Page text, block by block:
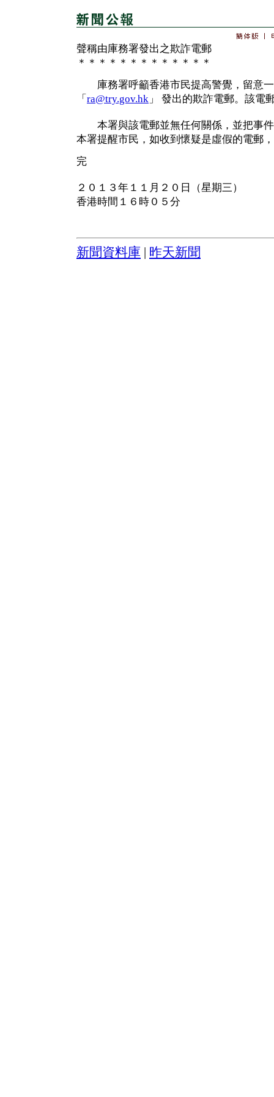
聲稱由庫務署發出之欺詐電郵
＊＊＊＊＊＊＊＊＊＊＊＊＊
庫務署呼籲香港市民提高警覺，留意一
「 ra@try.gov.hk 」 發出的欺詐電郵。該電
本署與該電郵並無任何關係，並把事件
本署提醒市民，如收到懷疑是虛假的電郵
完
２０１３年１１月２０日（星期三）
香港時間１６時０５分
新聞資料庫 昨天新聞